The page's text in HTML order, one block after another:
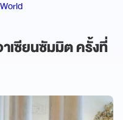
World
เซียนซัมมิต ครั้งที่